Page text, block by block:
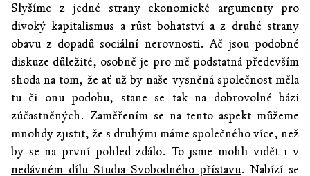
Slyšíme z jedné strany ekonomické argumenty pro
divoký kapitalismus a růst bohatství a z druhé strany
obavu z dopadů sociální nerovnosti. Ač jsou podobné
diskuze důležité, osobně je pro mě podstatná především
shoda na tom, že ať už by naše vysněná společnost měla
tu či onu podobu, stane se tak na dobrovolné bázi
zúčastněných. Zaměřením se na tento aspekt můžeme
mnohdy zjistit, že s druhými máme společného více, než
by se na první pohled zdálo. To jsme mohli vidět i v
nedávném dílu Studia Svobodného přístavu. Nabízí se